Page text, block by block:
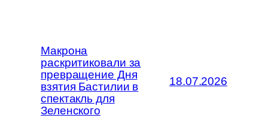
Макрона
раскритиковали за
превращение Дня
взятия Бастилии в
спектакль для
Зеленского
18.07.2026